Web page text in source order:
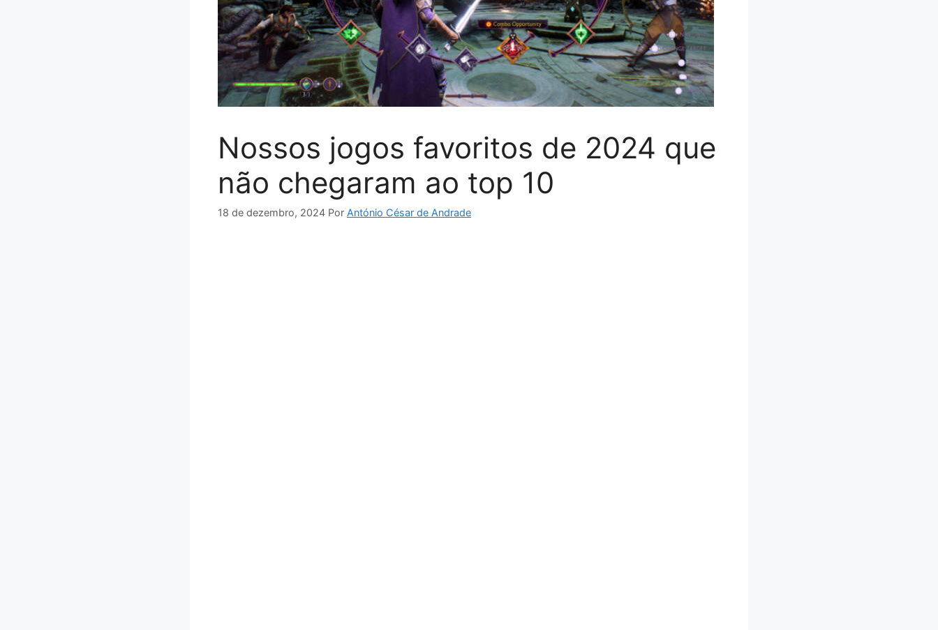
Nossos jogos favoritos de 2024 que
não chegaram ao top 10
18 de dezembro, 2024 Por António César de Andrade